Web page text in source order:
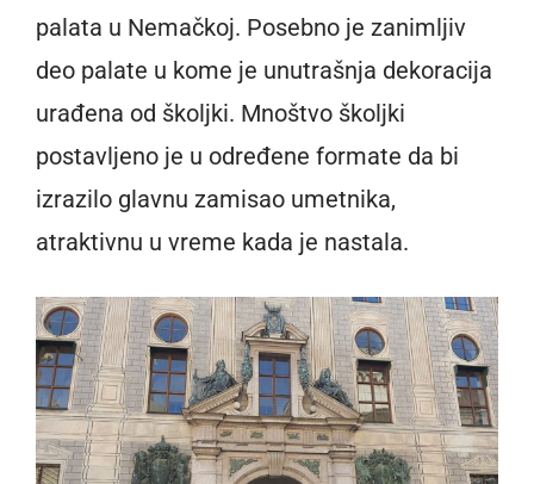
palata u Nemačkoj. Posebno je zanimljiv
deo palate u kome je unutrašnja dekoracija
urađena od školjki. Mnoštvo školjki
postavljeno je u određene formate da bi
izrazilo glavnu zamisao umetnika,
atraktivnu u vreme kada je nastala.